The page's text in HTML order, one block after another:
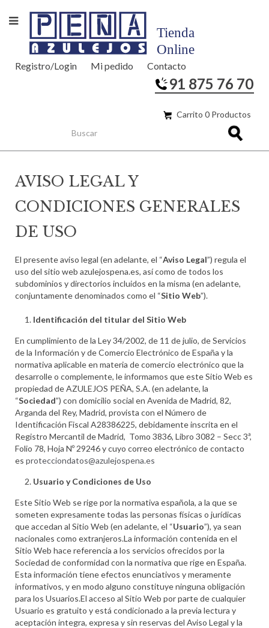
Registro/Login Mi pedido Contacto
91 875 76 70
Carrito 0 Productos
AVISO LEGAL Y
CONDICIONES GENERALES
DE USO
El presente aviso legal (en adelante, el “Aviso Legal”) regula el
uso del sitio web azulejospena.es, así como de todos los
subdominios y directorios incluidos en la misma (en adelante,
conjuntamente denominados como el “Sitio Web”).
Identificación del titular del Sitio Web
En cumplimiento de la Ley 34/2002, de 11 de julio, de Servicios
de la Información y de Comercio Electrónico de España y la
normativa aplicable en materia de comercio electrónico que la
desarrolle o complemente, le informamos que este Sitio Web es
propiedad de AZULEJOS PEÑA, S.A. (en adelante, la
“Sociedad”) con domicilio social en Avenida de Madrid, 82,
Arganda del Rey, Madrid, provista con el Número de
Identificación Fiscal A28386225, debidamente inscrita en el
Registro Mercantil de Madrid, Tomo 3836, Libro 3082 – Secc 3ª,
Folio 78, Hoja Nº 29246 y cuyo correo electrónico de contacto
es protecciondatos@azulejospena.es
Usuario y Condiciones de Uso
Este Sitio Web se rige por la normativa española, a la que se
someten expresamente todas las personas físicas o jurídicas
que accedan al Sitio Web (en adelante, el “Usuario”), ya sean
nacionales como extranjeros.La información contenida en el
Sitio Web hace referencia a los servicios ofrecidos por la
Sociedad de conformidad con la normativa que rige en España.
Esta información tiene efectos enunciativos y meramente
informativos, y en modo alguno constituye ninguna obligación
para los Usuarios.El acceso al Sitio Web por parte de cualquier
Usuario es gratuito y está condicionado a la previa lectura y
aceptación integra, expresa y sin reservas del Aviso Legal y la